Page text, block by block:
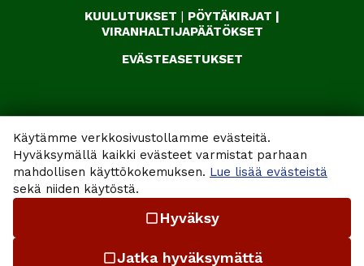
Käytämme verkkosivustollamme evästeitä.
Hyväksymällä kaikki evästeet varmistat parhaan
mahdollisen käyttökokemuksen. Lue lisää evästeistä
sekä niiden käytöstä.
check_box_outline_blank Hyväksy
check_box_outline_blankJatka hyväksymättä
KUULUTUKSET | PÖYTÄKIRJAT |
VIRANHALTIJAPÄÄTÖKSET
EVÄSTEASETUKSET